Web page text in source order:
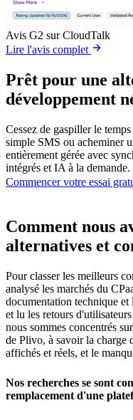
Avis G2 sur CloudTalk
Lire l'avis complet
Prêt pour une
développement
Cessez de gaspiller le
simple SMS ou acheminer
entièrement gérée avec
intégrés et IA à la
Commencer votre essai
Comment nous
alternatives et
Pour classer les meilleurs
analysé les marchés du
documentation technique et
et lu les retours
nous sommes concentrés
de Plivo, à savoir la charge
affichés et réels, et le
Nos recherches se sont
remplacement d'une